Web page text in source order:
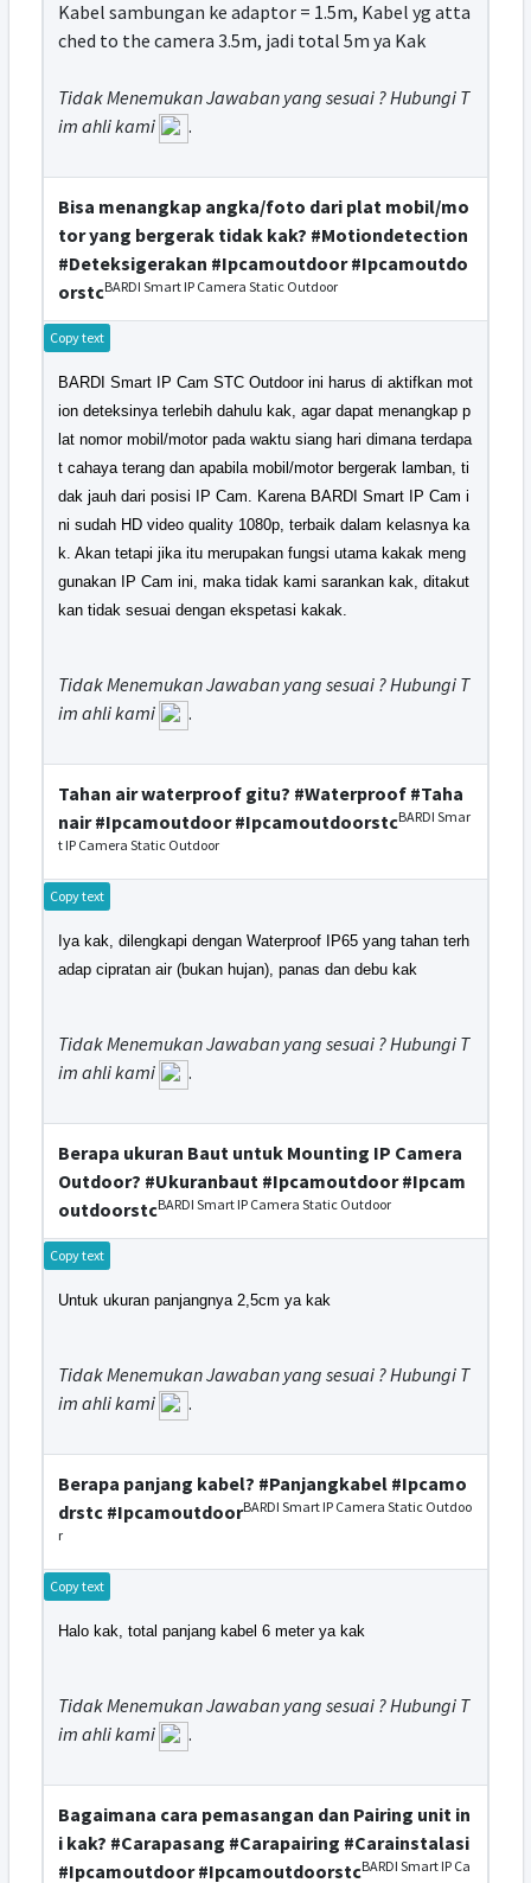
Kabel sambungan ke adaptor = 1.5m, Kabel yg atta
ched to the camera 3.5m, jadi total 5m ya Kak
Tidak Menemukan Jawaban yang sesuai ? Hubungi T
im ahli kami
.
Bisa menangkap angka/foto dari plat mobil/mo
tor yang bergerak tidak kak? #Motiondetection
#Deteksigerakan #Ipcamoutdoor #Ipcamoutdo
orstcBARDI Smart IP Camera Static Outdoor
Copy text
BARDI Smart IP Cam STC Outdoor ini harus di aktifkan mot
ion deteksinya terlebih dahulu kak, agar dapat menangkap p
lat nomor mobil/motor pada waktu siang hari dimana terdapa
t cahaya terang dan apabila mobil/motor bergerak lamban, ti
dak jauh dari posisi IP Cam. Karena BARDI Smart IP Cam i
ni sudah HD video quality 1080p, terbaik dalam kelasnya ka
k. Akan tetapi jika itu merupakan fungsi utama kakak meng
gunakan IP Cam ini, maka tidak kami sarankan kak, ditakut
kan tidak sesuai dengan ekspetasi kakak.
Tidak Menemukan Jawaban yang sesuai ? Hubungi T
im ahli kami
.
Tahan air waterproof gitu? #Waterproof #Taha
nair #Ipcamoutdoor #IpcamoutdoorstcBARDI Smar
t IP Camera Static Outdoor
Copy text
Iya kak, dilengkapi dengan Waterproof IP65 yang tahan terh
adap cipratan air (bukan hujan), panas dan debu kak
Tidak Menemukan Jawaban yang sesuai ? Hubungi T
im ahli kami
.
Berapa ukuran Baut untuk Mounting IP Camera
Outdoor? #Ukuranbaut #Ipcamoutdoor #Ipcam
outdoorstcBARDI Smart IP Camera Static Outdoor
Copy text
Untuk ukuran panjangnya 2,5cm ya kak
Tidak Menemukan Jawaban yang sesuai ? Hubungi T
im ahli kami
.
Berapa panjang kabel? #Panjangkabel #Ipcamo
drstc #IpcamoutdoorBARDI Smart IP Camera Static Outdoo
r
Copy text
Halo kak, total panjang kabel 6 meter ya kak
Tidak Menemukan Jawaban yang sesuai ? Hubungi T
im ahli kami
.
Bagaimana cara pemasangan dan Pairing unit in
i kak? #Carapasang #Carapairing #Carainstalasi
#Ipcamoutdoor #IpcamoutdoorstcBARDI Smart IP Ca